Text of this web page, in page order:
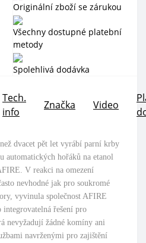
Originální zboží se zárukou
Všechny dostupné platební
metody
Spolehlivá dodávka
Tech.
info
Značka Video
dvacet pět let vyrábí parní krby
hořáků na etanol
V reakci na omezení
nevhodné jak pro soukromé
vyvinula společnost AFIRE
integrovatelná řešení pro
nevyžadují žádné komíny ani
navrženými pro zajištění